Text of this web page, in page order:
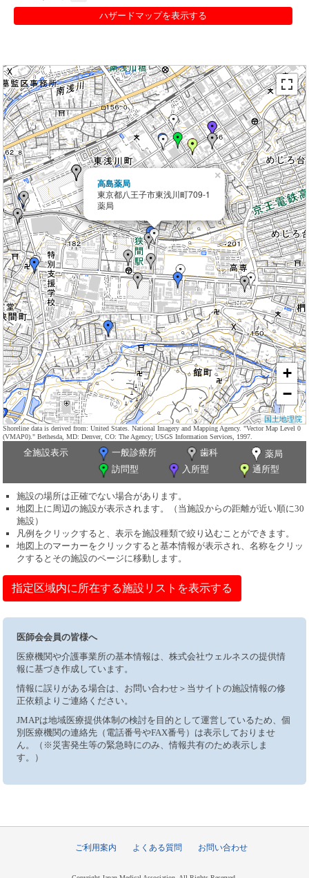
ハザードマップを表示する
高島薬局
東京都八王子市東浅川町709-1
薬局
×
+
−
国土地理院
Shoreline data is derived from: United States. National Imagery and Mapping Agency. "Vector Map Level 0
(VMAP0)." Bethesda, MD: Denver, CO: The Agency; USGS Information Services, 1997.
全施設表示 一般診療所 歯科
薬局
訪問型
入所型 通所型
施設の場所は正確でない場合があります。
地図上に周辺の施設が表示されます。（当施設からの距離が近い順に30
施設）
凡例をクリックすると、表示を施設種類で絞り込むことができます。
地図上のマーカーをクリックすると基本情報が表示され、名称をクリッ
クするとその施設のページに移動します。
指定区域内に所在する施設リストを表示する
医師会会員の皆様へ
医療機関や介護事業所の基本情報は、株式会社ウェルネスの提供情
報に基づき作成しています。
情報に誤りがある場合は、お問い合わせ＞当サイトの施設情報の修
正依頼よりご連絡ください。
JMAPは地域医療提供体制の検討を目的として運営しているため、個
別医療機関の連絡先（電話番号やFAX番号）は表示しておりませ
ん。（※災害発生等の緊急時にのみ、情報共有のため表示しま
す。）
ご利用案内 よくある質問 お問い合わせ